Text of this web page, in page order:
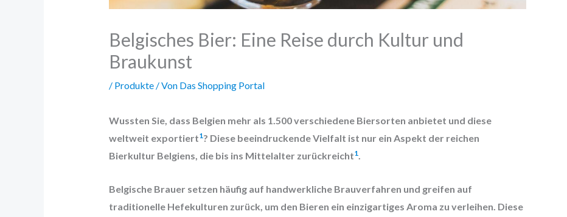
Belgisches Bier: Eine Reise durch Kultur und
Braukunst
/ Produkte/ Von Das Shopping Portal
Wussten Sie, dass Belgien mehr als 1.500 verschiedene Biersorten anbietet und diese
weltweit exportiert1? Diese beeindruckende Vielfalt ist nur ein Aspekt der reichen
Bierkultur Belgiens, die bis ins Mittelalter zurückreicht1.
Belgische Brauer setzen häufig auf handwerkliche Brauverfahren und greifen auf
traditionelle Hefekulturen zurück, um den Bieren ein einzigartiges Aroma zu verleihen. Diese